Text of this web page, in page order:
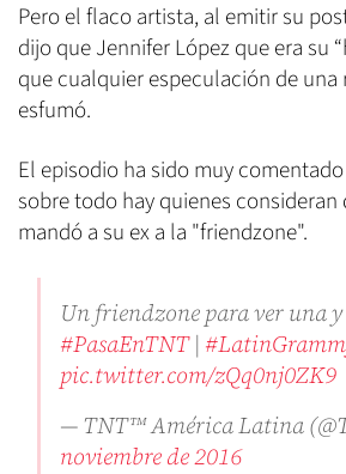
Pero el flaco artista, al emitir su
dijo que Jennifer López que era su
que cualquier especulación de
esfumó.
El episodio ha sido muy
sobre todo hay quienes consideran
mandó a su ex a la "friendzone".
Un friendzone para ver una
#PasaEnTNT|
pic.twitter.com/zQq0nj0ZK9
— TNT™ América Latina
noviembre de 2016